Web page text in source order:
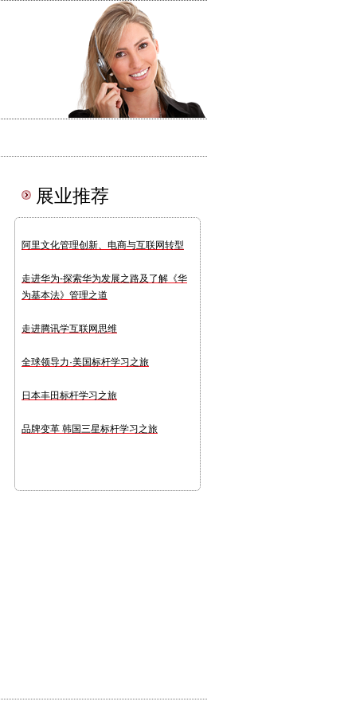
展业推荐
阿里文化管理创新、电商与互联网转型
走进华为-探索华为发展之路及了解《华
为基本法》管理之道
走进腾讯学互联网思维
全球领导力·美国标杆学习之旅
日本丰田标杆学习之旅
品牌变革 韩国三星标杆学习之旅